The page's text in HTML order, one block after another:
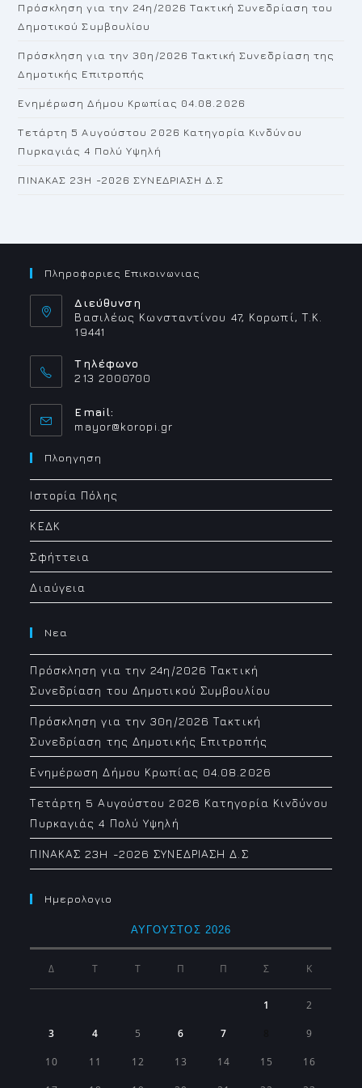
Πρόσκληση για την 24η/2026 Τακτική Συνεδρίαση του
Δημοτικού Συμβουλίου
Πρόσκληση για την 30η/2026 Τακτική Συνεδρίαση της
Δημοτικής Επιτροπής
Ενημέρωση Δήμου Κρωπίας 04.08.2026
Τετάρτη 5 Αυγούστου 2026 Κατηγορία Κινδύνου
Πυρκαγιάς 4 Πολύ Υψηλή
ΠΙΝΑΚΑΣ 23H -2026 ΣΥΝΕΔΡΙΑΣΗ Δ.Σ
Πληροφοριες Επικοινωνιας
Διεύθυνση
Βασιλέως Κωνσταντίνου 47, Κορωπί, Τ.Κ.
19441
Τηλέφωνο
213 2000700
Email:
mayor@koropi.grOpens
Πλοηγηση
Ιστορία Πόλης
ΚΕΔΚ
Σφήττεια
Διαύγεια
Νεα
Πρόσκληση για την 24η/2026 Τακτική
Συνεδρίαση του Δημοτικού Συμβουλίου
Πρόσκληση για την 30η/2026 Τακτική
Συνεδρίαση της Δημοτικής Επιτροπής
Ενημέρωση Δήμου Κρωπίας 04.08.2026
Τετάρτη 5 Αυγούστου 2026 Κατηγορία Κινδύνου
Πυρκαγιάς 4 Πολύ Υψηλή
ΠΙΝΑΚΑΣ 23H -2026 ΣΥΝΕΔΡΙΑΣΗ Δ.Σ
Ημερολογιο
ΑΎΓΟΥΣΤΟΣ 2026
Δ Τ Τ Π Π Σ Κ
1 2
3 4 5 6 7 9
10 11 12 13 14 15 16